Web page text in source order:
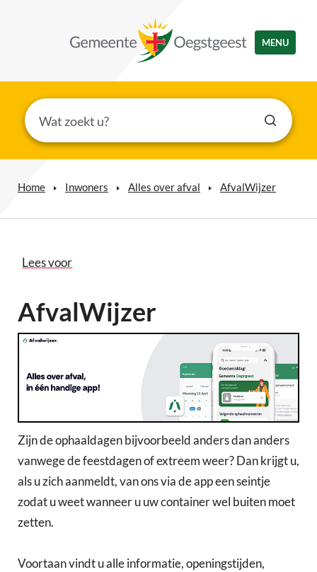
MENU
Home Inwoners Alles over afval AfvalWijzer
Lees voor
AfvalWijzer
Zijn de ophaaldagen bijvoorbeeld anders dan anders
vanwege de feestdagen of extreem weer? Dan krijgt u,
als u zich aanmeldt, van ons via de app een seintje
zodat u weet wanneer u uw container wel buiten moet
zetten.
Voortaan vindt u alle informatie, openingstijden,